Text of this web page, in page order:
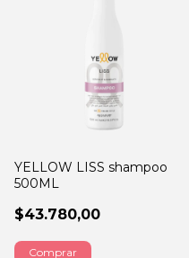
YELLOW LISS shampoo
500ML
$43.780,00